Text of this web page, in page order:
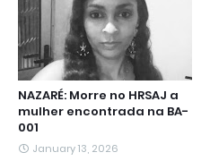
NAZARÉ: Morre no HRSAJ a
mulher encontrada na BA-
001
January 13, 2026